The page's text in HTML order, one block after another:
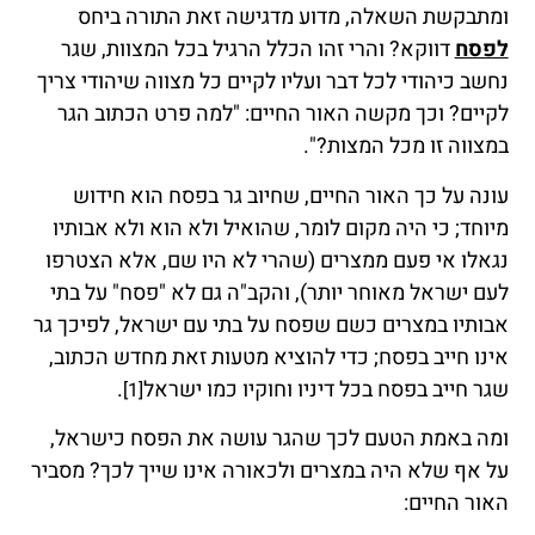
ומתבקשת השאלה, מדוע מדגישה זאת התורה ביחס
לפסחדווקא? והרי זהו הכלל הרגיל בכל המצוות, שגר
נחשב כיהודי לכל דבר ועליו לקיים כל מצווה שיהודי צריך
לקיים? וכך מקשה האור החיים: "למה פרט הכתוב הגר
במצווה זו מכל המצות?".
עונה על כך האור החיים, שחיוב גר בפסח הוא חידוש
מיוחד; כי היה מקום לומר, שהואיל ולא הוא ולא אבותיו
נגאלו אי פעם ממצרים (שהרי לא היו שם, אלא הצטרפו
לעם ישראל מאוחר יותר), והקב"ה גם לא "פסח" על בתי
אבותיו במצרים כשם שפסח על בתי עם ישראל, לפיכך גר
אינו חייב בפסח; כדי להוציא מטעות זאת מחדש הכתוב,
שגר חייב בפסח בכל דיניו וחוקיו כמו ישראל[1]
.
ומה באמת הטעם לכך שהגר עושה את הפסח כישראל,
על אף שלא היה במצרים ולכאורה אינו שייך לכך? מסביר
האור החיים: